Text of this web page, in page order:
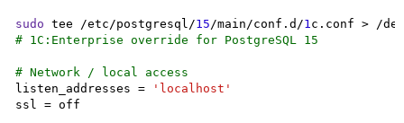
sudo tee /etc/postgresql/15 /main/conf.d/1 c.conf > /
# 1C:Enterprise override for PostgreSQL 15
# Network / local access
listen_addresses =
'localhost'
ssl = off